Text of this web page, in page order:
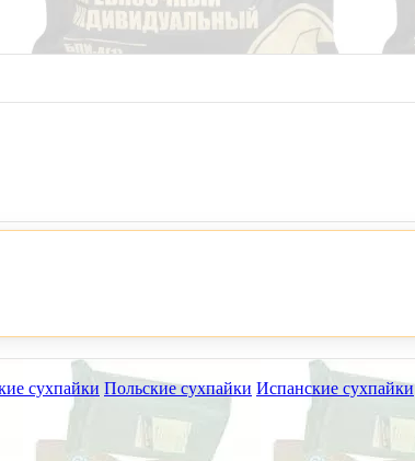
сухпайки Польские сухпайки Испанские сухпайки
782-73-32
в субботу 8 и 15 августа.